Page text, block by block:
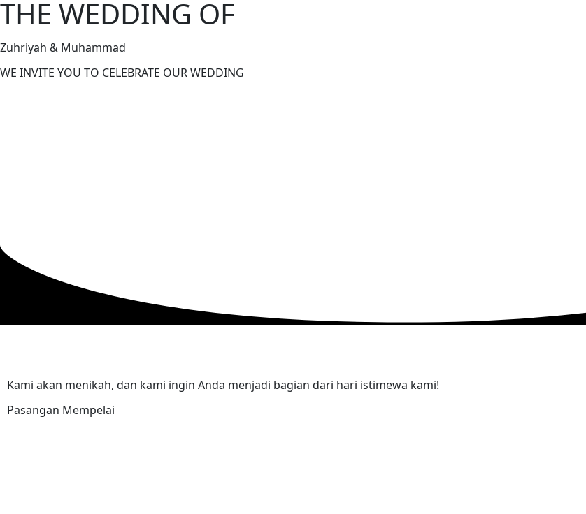
THE WEDDING OF
Zuhriyah & Muhammad
WE INVITE YOU TO CELEBRATE OUR WEDDING
Kami akan menikah, dan kami ingin Anda menjadi bagian dari hari istimewa kami!
Pasangan Mempelai